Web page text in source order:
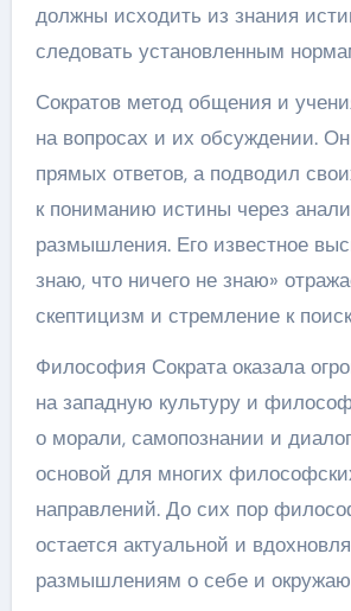
должны исходить из знания
следовать установленным
Сократов метод общения и
на вопросах и их обсуждении.
прямых ответов, а подводил
к пониманию истины через
размышления. Его известное
знаю, что ничего не знаю»
скептицизм и стремление к
Философия Сократа оказала
на западную культуру и
о морали, самопознании и
основой для многих
направлений. До сих пор
остается актуальной и
размышлениям о себе и